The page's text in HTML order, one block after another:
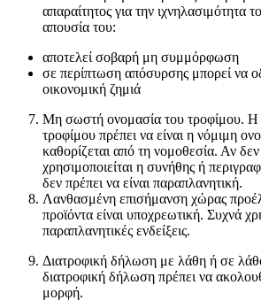
απαραίτητος για την ιχνηλασιμότητα
απουσία του:
αποτελεί σοβαρή μη συμμόρφωση
σε περίπτωση απόσυρσης μπορεί να
οικονομική ζημιά
Μη σωστή ονομασία του τροφίμου. Η
τροφίμου πρέπει να είναι η νόμιμη
καθορίζεται από τη νομοθεσία. Αν δεν
χρησιμοποιείται η συνήθης ή
δεν πρέπει να είναι παραπλανητική.
Λανθασμένη επισήμανση χώρας
προϊόντα είναι υποχρεωτική. Συχνά
παραπλανητικές ενδείξεις.
Διατροφική δήλωση με λάθη ή σε
διατροφική δήλωση πρέπει να
μορφή.